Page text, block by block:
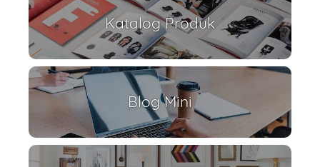
Katalog Produk
Blog Mini